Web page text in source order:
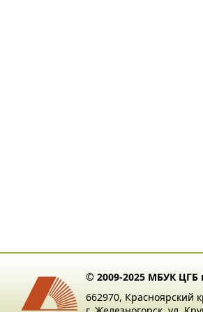
© 2009-2025 МБУК ЦГБ
662970, Красноярский